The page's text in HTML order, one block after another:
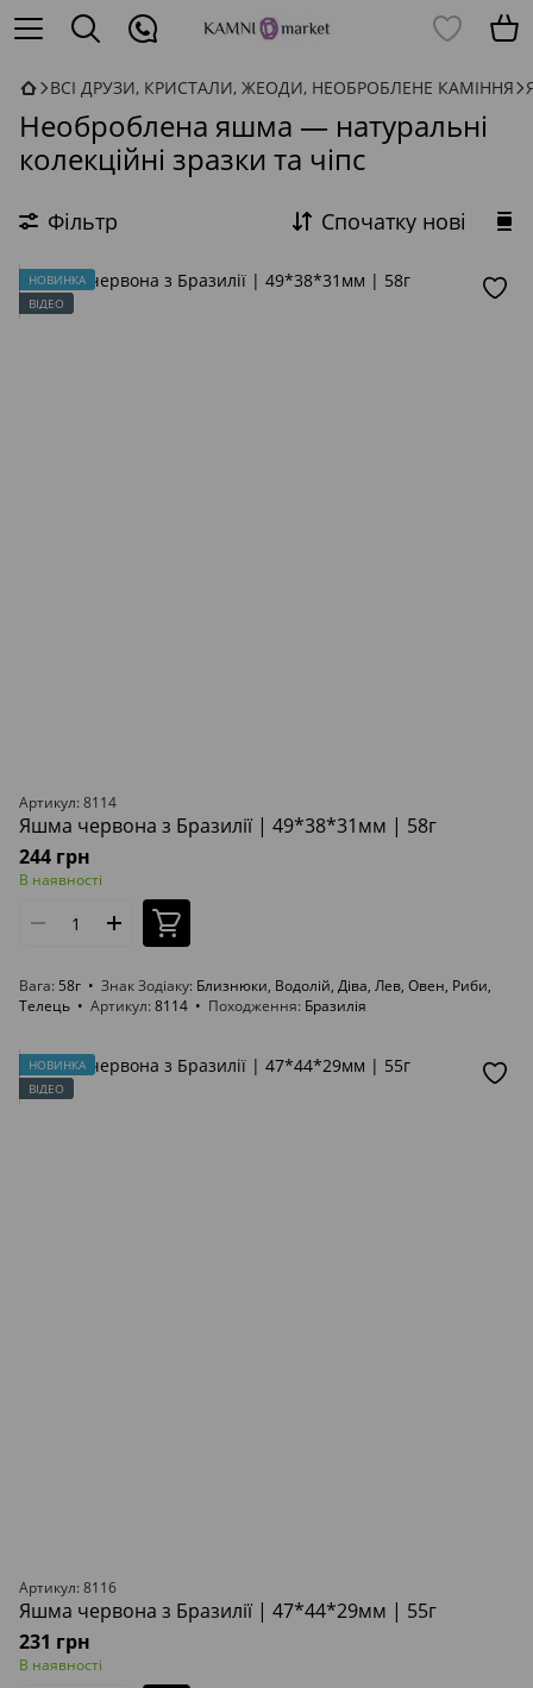
ВСІ ДРУЗИ, КРИСТАЛИ, ЖЕОДИ, НЕОБРОБЛЕНЕ КАМІННЯ
Необроблена яшма — натуральні
колекційні зразки та чіпс
Фільтр Спочатку нові
НОВИНКА
ВІДЕО
Артикул: 8114
Яшма червона з Бразилії | 49*38*31мм | 58г
244 грн
В наявності
Вага 58г Знак Зодіаку Близнюки, Водолій, Діва, Лев, Овен, Риби,
Телець
Артикул 8114 Походження Бразилія
НОВИНКА
ВІДЕО
Артикул: 8116
Яшма червона з Бразилії | 47*44*29мм | 55г
231 грн
В наявності